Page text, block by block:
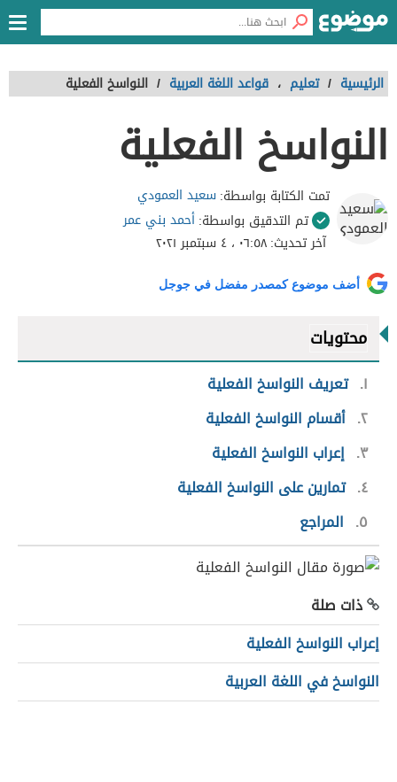
الرئيسية / تعليم ، قواعد اللغة العربية / النواسخ الفعلية
النواسخ الفعلية
تمت الكتابة بواسطة:سعيد العمودي
تم التدقيق بواسطة:أحمد بني عمر
آخر تحديث:٠٦:٥٨ ، ٤ سبتمبر ٢٠٢١
أضف موضوع كمصدر مفضل في جوجل
محتويات
١ تعريف النواسخ الفعلية
٢ أقسام النواسخ الفعلية
٣ إعراب النواسخ الفعلية
٤ تمارين على النواسخ الفعلية
٥
المراجع
ذات صلة
إعراب النواسخ الفعلية
النواسخ في اللغة العربية